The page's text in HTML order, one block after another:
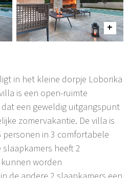
in het kleine dorpje Loborika
is een open-ruimte
een geweldig uitgangspunt
zomervakantie. De villa is
personen in 3 comfortabele
heeft 2
worden